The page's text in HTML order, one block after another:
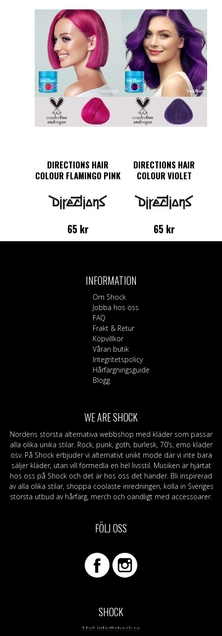
DIRECTIONS HAIR
COLOUR FLAMINGO PINK
65 kr
DIRECTIONS HAIR
COLOUR VIOLET
65 kr
INFORMATION
Om Shock
Jobba hos oss
FAQ
Frakt & Retur
Köpvillkor
Våran butik
Integritetspolicy
Hårfärgningsguide
Blogg
WE ARE SHOCK
Nordens största alternativa webbshop med kläder som passar
alla olika unika stilar. Rock, punk, goth, burlesk, 70’s, emo kläder
osv. På Shock erbjuder vi alternativt unikt mode där vi inte bara
säljer kläder, utan vill förmedla en hel livsstil. Musiken är hjärtat
hos oss på Shock och det är hos oss det händer. Bli inspirerad
av alla olika stilar, shoppa coolaste inredningen, kolla in Sveriges
största utbud av hårfärg, merch och oändligt med accessoarer.
FÖLJ OSS
SHOCK
Mail: info@shock.se